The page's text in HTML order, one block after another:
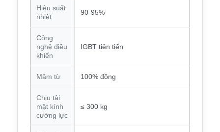
Hiệu suất
nhiệt
90-95%
Công
nghệ điều
khiển
IGBT tiên tiến
Mâm từ 100% đồng
Chịu tải
mặt kính
cường lực
≤ 300 kg